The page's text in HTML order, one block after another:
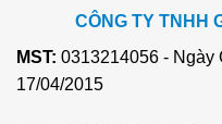
CÔNG TY TNHH
MST: 0313214056 - Ngày
17/04/2015